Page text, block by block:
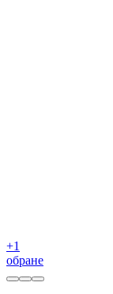
+1
обране